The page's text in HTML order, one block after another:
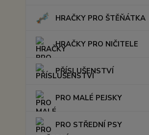
HRAČKY PRO ŠTĚŇÁTKA
HRAČKY PRO NIČITELE
PŘÍSLUŠENSTVÍ
PRO MALÉ PEJSKY
PRO STŘEDNÍ PSY